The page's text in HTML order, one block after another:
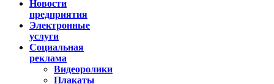
Новости
предприятия
Электронные
услуги
Социальная
реклама
Видеоролики
Плакаты